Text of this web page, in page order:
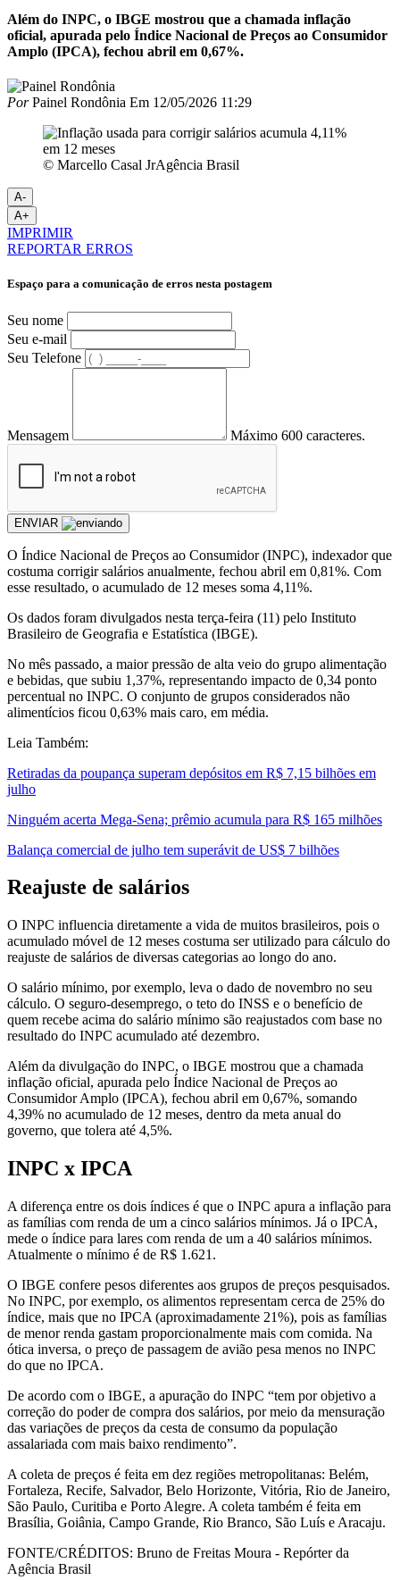
Além do INPC, o IBGE mostrou que a chamada inflação
oficial, apurada pelo Índice Nacional de Preços ao Consumidor
Amplo (IPCA), fechou abril em 0,67%.
PorPainel Rondônia Em 12/05/2026 11:29
© Marcello Casal JrAgência Brasil
A-
A+
IMPRIMIR
REPORTAR ERROS
Espaço para a comunicação de erros nesta postagem
Seu nome
Seu e-mail
Seu Telefone
Mensagem Máximo 600 caracteres.
ENVIAR
O Índice Nacional de Preços ao Consumidor (INPC), indexador que
costuma corrigir salários anualmente, fechou abril em 0,81%. Com
esse resultado, o acumulado de 12 meses soma 4,11%.
Os dados foram divulgados nesta terça-feira (11) pelo Instituto
Brasileiro de Geografia e Estatística (IBGE).
No mês passado, a maior pressão de alta veio do grupo alimentação
e bebidas, que subiu 1,37%, representando impacto de 0,34 ponto
percentual no INPC. O conjunto de grupos considerados não
alimentícios ficou 0,63% mais caro, em média.
Leia Também:
Retiradas da poupança superam depósitos em R$ 7,15 bilhões em
julho
Ninguém acerta Mega-Sena; prêmio acumula para R$ 165 milhões
Balança comercial de julho tem superávit de US$ 7 bilhões
Reajuste de salários
O INPC influencia diretamente a vida de muitos brasileiros, pois o
acumulado móvel de 12 meses costuma ser utilizado para cálculo do
reajuste de salários de diversas categorias ao longo do ano.
O salário mínimo, por exemplo, leva o dado de novembro no seu
cálculo. O seguro-desemprego, o teto do INSS e o benefício de
quem recebe acima do salário mínimo são reajustados com base no
resultado do INPC acumulado até dezembro.
Além da divulgação do INPC, o IBGE mostrou que a chamada
inflação oficial, apurada pelo Índice Nacional de Preços ao
Consumidor Amplo (IPCA), fechou abril em 0,67%, somando
4,39% no acumulado de 12 meses, dentro da meta anual do
governo, que tolera até 4,5%.
INPC x IPCA
A diferença entre os dois índices é que o INPC apura a inflação para
as famílias com renda de um a cinco salários mínimos. Já o IPCA,
mede o índice para lares com renda de um a 40 salários mínimos.
Atualmente o mínimo é de R$ 1.621.
O IBGE confere pesos diferentes aos grupos de preços pesquisados.
No INPC, por exemplo, os alimentos representam cerca de 25% do
índice, mais que no IPCA (aproximadamente 21%), pois as famílias
de menor renda gastam proporcionalmente mais com comida. Na
ótica inversa, o preço de passagem de avião pesa menos no INPC
do que no IPCA.
De acordo com o IBGE, a apuração do INPC “tem por objetivo a
correção do poder de compra dos salários, por meio da mensuração
das variações de preços da cesta de consumo da população
assalariada com mais baixo rendimento”.
A coleta de preços é feita em dez regiões metropolitanas: Belém,
Fortaleza, Recife, Salvador, Belo Horizonte, Vitória, Rio de Janeiro,
São Paulo, Curitiba e Porto Alegre. A coleta também é feita em
Brasília, Goiânia, Campo Grande, Rio Branco, São Luís e Aracaju.
FONTE/CRÉDITOS: Bruno de Freitas Moura - Repórter da
Agência Brasil